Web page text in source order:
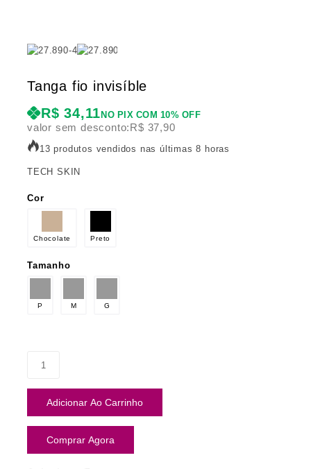
Tanga fio invisíble
R$ 34,11NO PIX COM 10% OFF
valor sem desconto:R$ 37,90
13 produtos vendidos nas últimas 8 horas
TECH SKIN
Cor
Chocolate Preto
Tamanho
P M G
Adicionar Ao Carrinho
Comprar Agora